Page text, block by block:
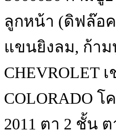
ลูกหน้า (ดิฟล๊อค
แขนยิงลม, ก้าม
CHEVROLET
COLORADO โ
2011 ตา 2 ชั้น